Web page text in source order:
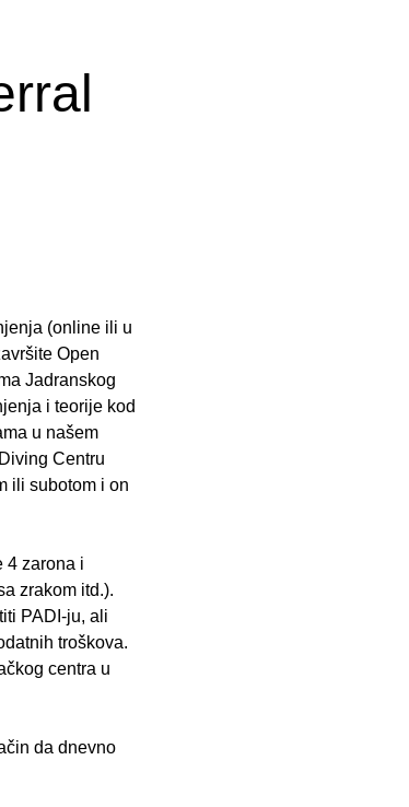
(online ili u
Open
Jadranskog
i teorije kod
u našem
Centru
ili subotom i on
4 zarona i
zrakom itd.).
PADI-ju, ali
troškova.
centra u
da dnevno